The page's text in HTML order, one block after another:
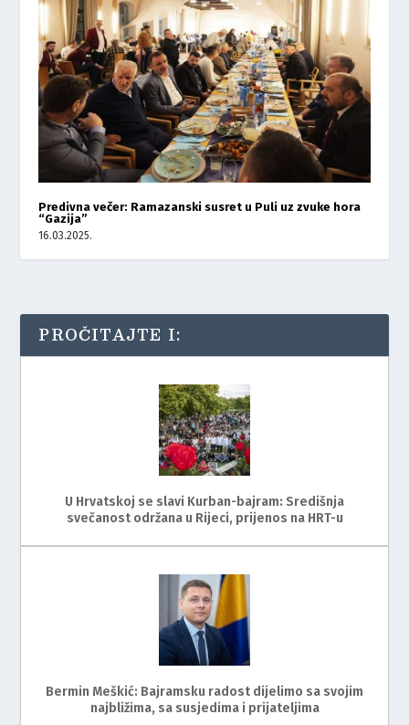
Predivna večer: Ramazanski susret u Puli uz zvuke hora
“Gazija”
16.03.2025.
PROČITAJTE I:
U Hrvatskoj se slavi Kurban-bajram: Središnja
svečanost održana u Rijeci, prijenos na HRT-u
Bermin Meškić: Bajramsku radost dijelimo sa svojim
najbližima, sa susjedima i prijateljima